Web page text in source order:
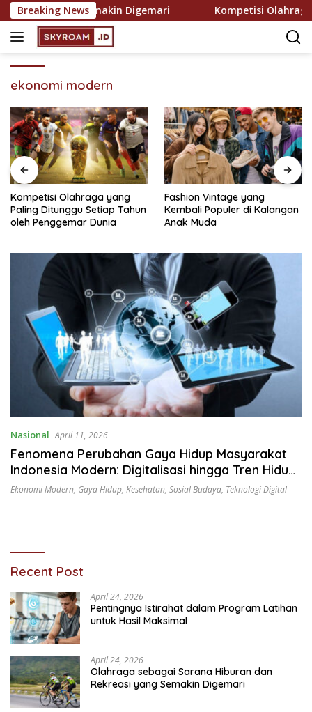
Skip
to
content
Breaking News
yang Semakin Digemari Kompetisi Olahraga
ekonomi modern
Kompetisi Olahraga yang
Paling Ditunggu Setiap Tahun
oleh Penggemar Dunia
Fashion Vintage yang
Kembali Populer di Kalangan
Anak Muda
Nasional April 11, 2026
Fenomena Perubahan Gaya Hidup Masyarakat
Indonesia Modern: Digitalisasi hingga Tren Hidup
Sehat
Ekonomi Modern, Gaya Hidup, Kesehatan, Sosial Budaya, Teknologi Digital
Recent Post
April 24, 2026
Pentingnya Istirahat dalam Program Latihan
untuk Hasil Maksimal
April 24, 2026
Olahraga sebagai Sarana Hiburan dan
Rekreasi yang Semakin Digemari